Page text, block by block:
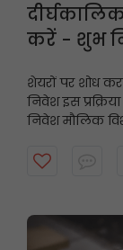
करें - शुभ
शेयरों पर शोध
निवेश इस
निवेश मौलिक
दृष्टिकोण के